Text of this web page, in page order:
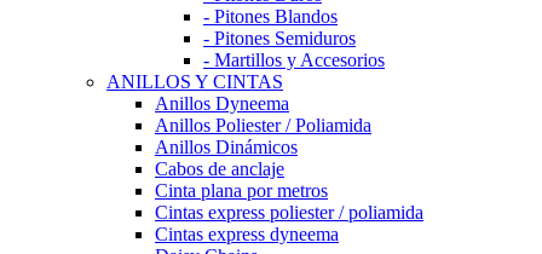
- Pitones Blandos
- Pitones Semiduros
- Martillos y Accesorios
ANILLOS Y CINTAS
Anillos Dyneema
Anillos Poliester / Poliamida
Anillos Dinámicos
Cabos de anclaje
Cinta plana por metros
Cintas express poliester / poliamida
Cintas express dyneema